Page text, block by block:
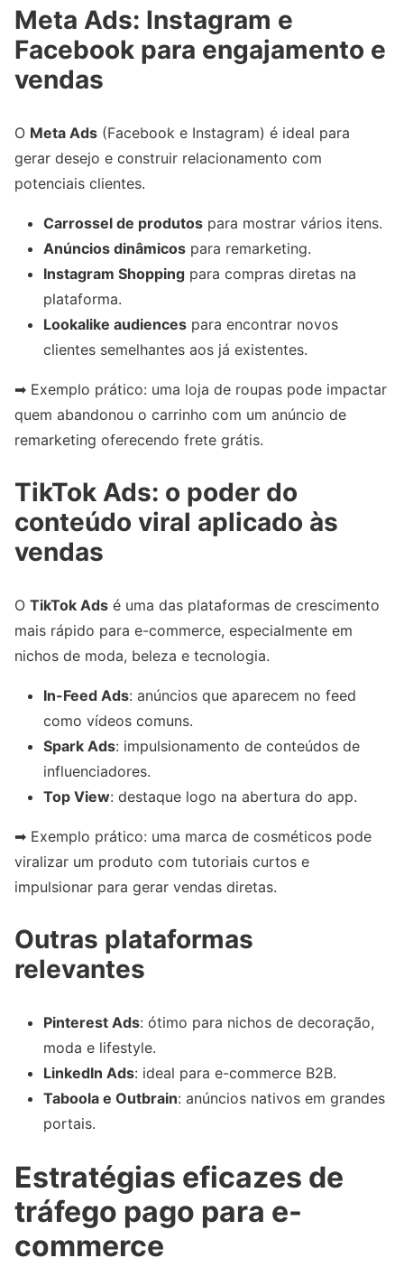
Meta Ads: Instagram e
Facebook para engajamento e
vendas
O Meta Ads (Facebook e Instagram) é ideal para
gerar desejo e construir relacionamento com
potenciais clientes.
Carrossel de produtos para mostrar vários itens.
Anúncios dinâmicos para remarketing.
Instagram Shopping para compras diretas na
plataforma.
Lookalike audiences para encontrar novos
clientes semelhantes aos já existentes.
➡ Exemplo prático: uma loja de roupas pode impactar
quem abandonou o carrinho com um anúncio de
remarketing oferecendo frete grátis.
TikTok Ads: o poder do
conteúdo viral aplicado às
vendas
O TikTok Ads é uma das plataformas de crescimento
mais rápido para e-commerce, especialmente em
nichos de moda, beleza e tecnologia.
In-Feed Ads: anúncios que aparecem no feed
como vídeos comuns.
Spark Ads: impulsionamento de conteúdos de
influenciadores.
Top View: destaque logo na abertura do app.
➡ Exemplo prático: uma marca de cosméticos pode
viralizar um produto com tutoriais curtos e
impulsionar para gerar vendas diretas.
Outras plataformas
relevantes
Pinterest Ads: ótimo para nichos de decoração,
moda e lifestyle.
LinkedIn Ads: ideal para e-commerce B2B.
Taboola e Outbrain: anúncios nativos em grandes
portais.
Estratégias eficazes de
tráfego pago para e-
commerce